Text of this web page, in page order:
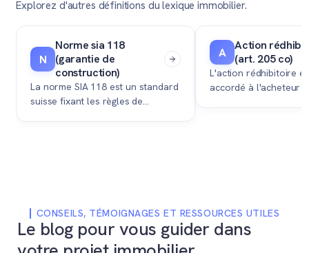
Explorez d'autres définitions du lexique immobilier.
N
Norme sia 118
(garantie de
construction)
La norme SIA 118 est un standard
suisse fixant les règles de
A Action
(art. 205 co)
L'action rédhibitoire
accordé à l'acheteur
CONSEILS, TÉMOIGNAGES ET RESSOURCES UTILES
Le blog pour vous guider dans